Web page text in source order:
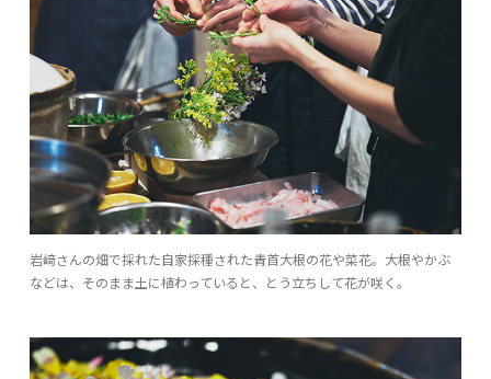
岩﨑さんの畑で採れた自家採種された青首大根の花や菜花。大根やかぶ
などは、そのまま土に植わっていると、とう立ちして花が咲く。